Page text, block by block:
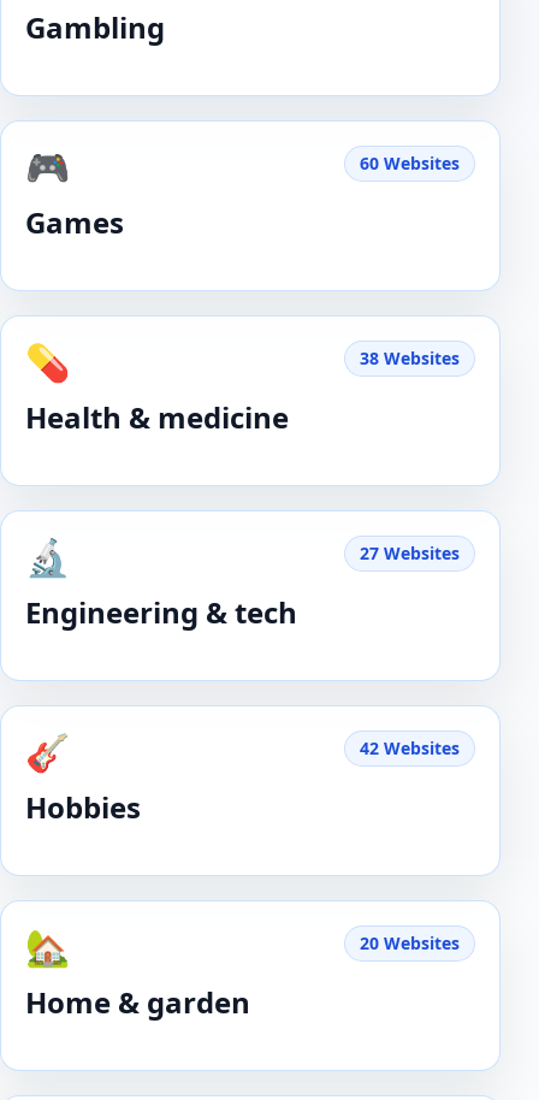
Gambling
🎮
Games
60 Websites
💊
Health & medicine
38 Websites
🔬
Engineering & tech
27 Websites
🎸
Hobbies
42 Websites
🏡
Home & garden
20 Websites